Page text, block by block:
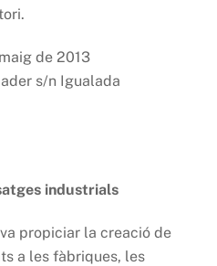
de 2013
s/n Igualada
industrials
propiciar la creació de
a les fàbriques, les